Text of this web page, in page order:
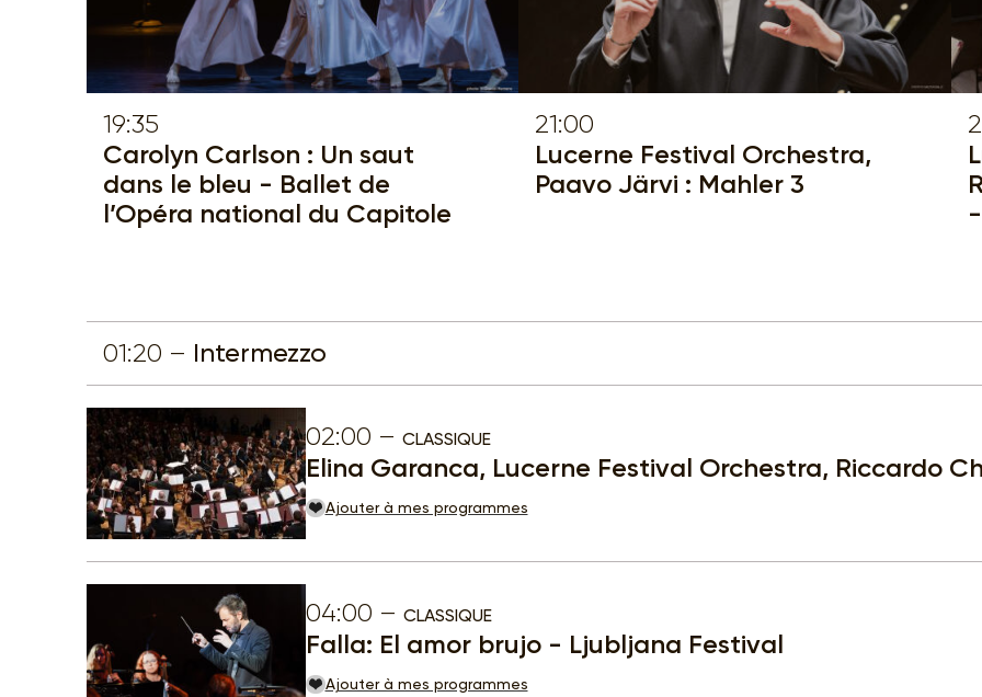
19:35
Carolyn Carlson : Un saut
dans le bleu - Ballet de
l’Opéra national du Capitole
21:00
Lucerne Festival Orchestra,
Paavo Järvi : Mahler 3
01:20 Intermezzo
02:00 CLASSIQUE
Elina Garanca, Lucerne Festival Orchestra, Riccardo
Ajouter à mes programmes
04:00 CLASSIQUE
Falla: El amor brujo - Ljubljana Festival
Ajouter à mes programmes